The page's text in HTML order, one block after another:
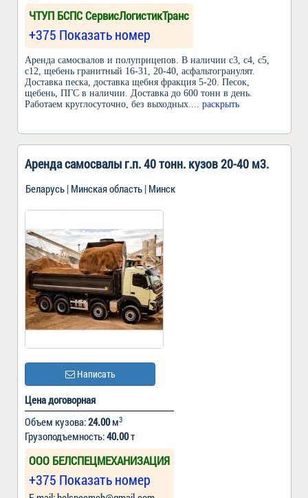
ЧТУП БСПС СервисЛогистикТранс
+375 Показать номер
Аренда самосвалов и полуприцепов. В наличии с3, с4, с5,
с12, щебень гранитный 16-31, 20-40, асфальтогранулят.
Доставка песка, доставка щебня фракция 5-20. Песок,
щебень, ПГС в наличии. Доставка до 600 тонн в день.
Работаем круглосуточно, без выходных.... раскрыть
Аренда самосвалы г.п. 40 тонн. кузов 20-40 м3.
Беларусь | Минская область | Минск
Написать
Цена договорная
Объем кузова:24.00м3
Грузоподъемность:40.00т
ООО БЕЛСПЕЦМЕХАНИЗАЦИЯ
+375 Показать номер